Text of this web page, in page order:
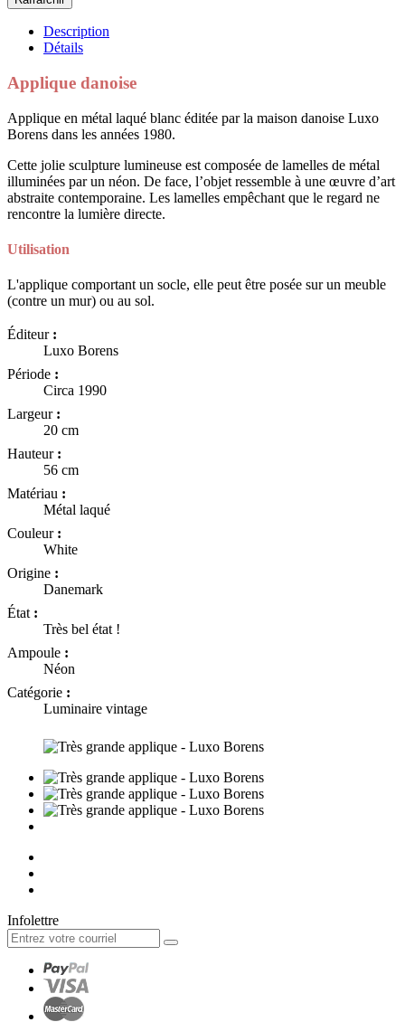
Description
Détails
Applique danoise
Applique en métal laqué blanc éditée par la maison danoise Luxo
Borens dans les années 1980.
Cette jolie sculpture lumineuse est composée de lamelles de métal
illuminées par un néon. De face, l’objet ressemble à une œuvre d’art
abstraite contemporaine. Les lamelles empêchant que le regard ne
rencontre la lumière directe.
Utilisation
L'applique comportant un socle, elle peut être posée sur un meuble
(contre un mur) ou au sol.
Éditeur :
Luxo Borens
Période :
Circa 1990
Largeur :
20 cm
Hauteur :
56 cm
Matériau :
Métal laqué
Couleur :
White
Origine :
Danemark
État :
Très bel état !
Ampoule :
Néon
Catégorie :
Luminaire vintage
Infolettre